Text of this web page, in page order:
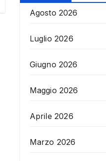
Agosto 2026
Luglio 2026
Giugno 2026
Maggio 2026
Aprile 2026
Marzo 2026